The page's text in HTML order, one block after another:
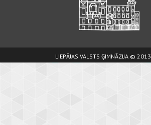
LIEPĀJAS VALSTS ĢIMNĀZIJA © 2013